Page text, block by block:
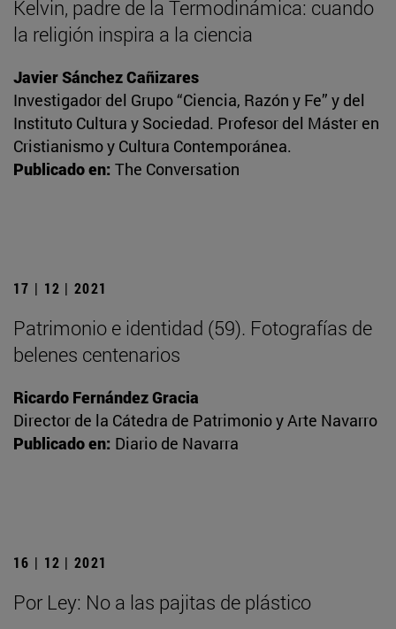
Kelvin, padre de la Termodinámica: cuando
la religión inspira a la ciencia
Javier Sánchez Cañizares
Investigador del Grupo “Ciencia, Razón y Fe” y del
Instituto Cultura y Sociedad. Profesor del Máster en
Cristianismo y Cultura Contemporánea.
Publicado en: The Conversation
17 | 12 | 2021
Patrimonio e identidad (59). Fotografías de
belenes centenarios
Ricardo Fernández Gracia
Director de la Cátedra de Patrimonio y Arte Navarro
Publicado en: Diario de Navarra
16 | 12 | 2021
Por Ley: No a las pajitas de plástico